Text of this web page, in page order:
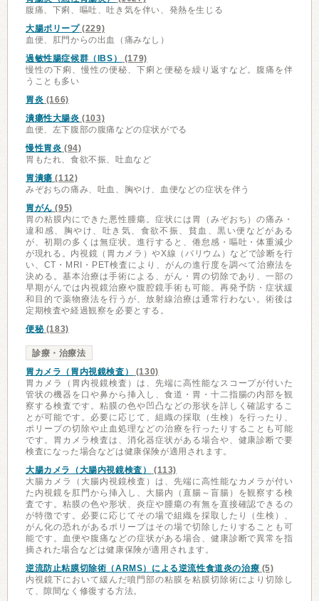
腹痛、下痢、嘔吐、吐き気を伴い、発熱を生じる
大腸ポリープ(229)
血便、肛門からの出血（痛みなし）
過敏性腸症候群（IBS）
(179)
慢性の下痢、慢性の便秘、下痢と便秘を繰り返すなど。腹痛を伴
うことも多い
胃炎 (166)
潰瘍性大腸炎 (103)
血便、左下腹部の腹痛などの症状がでる
慢性胃炎 (94)
胃もたれ、食欲不振、吐血など
胃潰瘍 (112)
みぞおちの痛み、吐血、胸やけ、血便などの症状を伴う
胃がん (95)
胃の粘膜内にできた悪性腫瘍。症状には胃（みぞおち）の痛み・
違和感、胸やけ、吐き気、食欲不振、貧血、黒い便などがある
が、初期の多くは無症状。進行すると、倦怠感・嘔吐・体重減少
が現れる。内視鏡（胃カメラ）やX線（バリウム）などで診断を行
い、CT・MRI・PET検査により、がんの進行度を調べて治療法を
決める。基本治療は手術による、がん・胃の切除であり、一部の
早期がんでは内視鏡治療や腹腔鏡手術も可能。再発予防・症状緩
和目的で薬物療法を行うが、放射線治療は通常行わない。術後は
定期検査や経過観察を必要とする。
便秘(183)
診療・治療法
胃カメラ（胃内視鏡検査）
(130)
胃カメラ（胃内視鏡検査）は、先端に高性能なスコープが付いた
管状の機器を口や鼻から挿入し、食道・胃・十二指腸の内部を観
察する検査です。粘膜の色や凹凸などの形状を詳しく確認するこ
とが可能です。必要に応じて、組織の採取（生検）を行ったり、
ポリープの切除や止血処理などの治療を行ったりすることも可能
です。胃カメラ検査は、消化器症状がある場合や、健康診断で要
検査になった場合などは健康保険が適用されます。
大腸カメラ（大腸内視鏡検査）
(113)
大腸カメラ（大腸内視鏡検査）は、先端に高性能なカメラが付い
た内視鏡を肛門から挿入し、大腸内（直腸～盲腸）を観察する検
査です。粘膜の色や形状、炎症や腫瘍の有無を直接確認できるの
が特徴です。必要に応じてその場で組織を採取したり（生検）、
がん化の恐れがあるポリープはその場で切除したりすることも可
能です。血便や腹痛などの症状がある場合、健康診断で異常を指
摘された場合などは健康保険が適用されます。
逆流防止粘膜切除術（ARMS）による逆流性食道炎の治療 (5)
内視鏡下において緩んだ噴門部の粘膜を粘膜切除術により切除し
て、隙間なく修復する方法。